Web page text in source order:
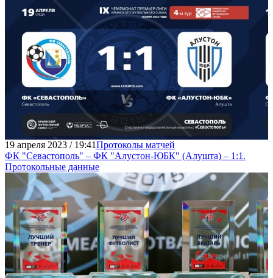
19 апреля 2023 / 19:41Протоколы матчей
ФК "Севастополь" – ФК "Алустон-ЮБК" (Алушта) – 1:1.
Протокольные данные